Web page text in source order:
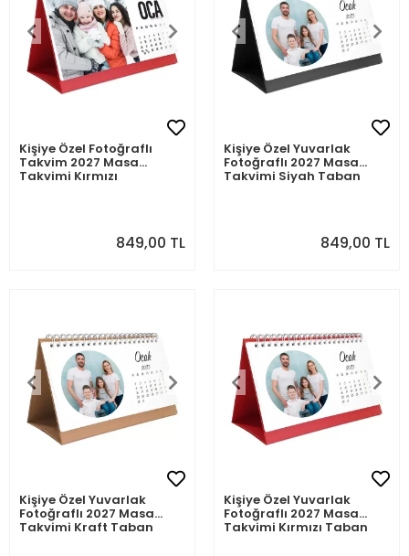
Kişiye Özel Fotoğraflı
Takvim 2027 Masa
Takvimi Kırmızı
849,00 TL
Kişiye Özel Yuvarlak
Fotoğraflı 2027 Masa
Takvimi Siyah Taban
849,00 TL
Kişiye Özel Yuvarlak
Fotoğraflı 2027 Masa
Takvimi Kraft Taban
Kişiye Özel Yuvarlak
Fotoğraflı 2027 Masa
Takvimi Kırmızı Taban